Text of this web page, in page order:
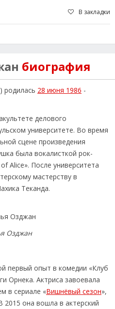
В закладки
биография
родилась 28 июня 1986 -
делового
университете. Во время
сцене произведения
была вокалисткой рок-
Alice». После университета
мастерству в
Теканда.
Озджан
первый опыт в комедии «Клуб
Орнека. Актриса завоевала
в сериале «Вишнёвый сезон»,
она вошла в актерский